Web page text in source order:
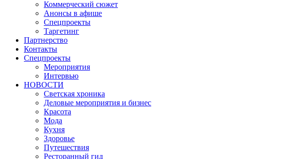
Коммерческий сюжет
Анонсы в афише
Cпецпроекты
Таргетинг
Партнерство
Контакты
Спецпроекты
Мероприятия
Интервью
НОВОСТИ
Светская хроника
Деловые мероприятия и бизнес
Красота
Мода
Кухня
Здоровье
Путешествия
Ресторанный гид